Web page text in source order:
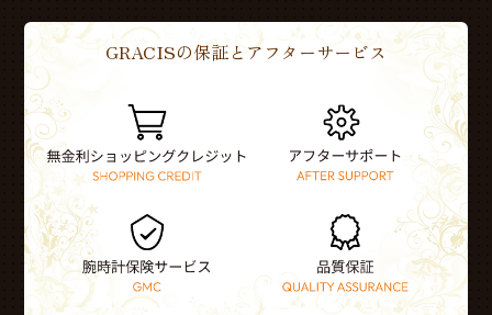
GRACISの保証とアフターサービス